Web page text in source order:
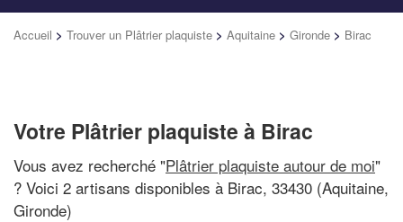
Accueil > Trouver un Plâtrier plaquiste > Aquitaine > Gironde > Birac
Votre Plâtrier plaquiste à Birac
Vous avez recherché "Plâtrier plaquiste autour de moi"
? Voici 2 artisans disponibles à Birac, 33430 (Aquitaine,
Gironde)